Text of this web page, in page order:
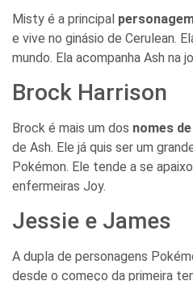
Misty é a principal
e vive no ginásio de Cerulean.
mundo. Ela acompanha Ash na
Brock Harrison
Brock é mais um dos nomes
de Ash. Ele já quis ser um
Pokémon. Ele tende a se
enfermeiras Joy.
Jessie e James
A dupla de personagens
desde o começo da primeira